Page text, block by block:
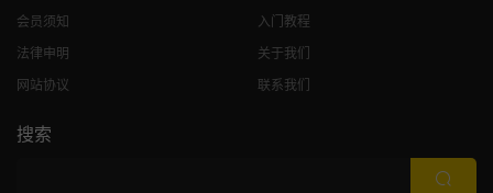
会员须知
法律申明
网站协议
入门教程
关于我们
联系我们
搜索